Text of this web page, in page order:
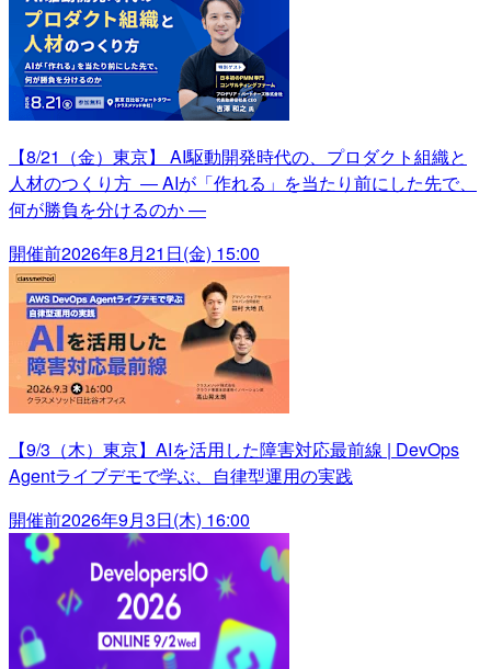
【8/21（金）東京】 AI駆動開発時代の、プロダクト組織と
人材のつくり方 ― AIが「作れる」を当たり前にした先で、
何が勝負を分けるのか ―
開催前2026年8月21日(金) 15:00
【9/3（木）東京】AIを活用した障害対応最前線 | DevOps
Agentライブデモで学ぶ、自律型運用の実践
開催前2026年9月3日(木) 16:00